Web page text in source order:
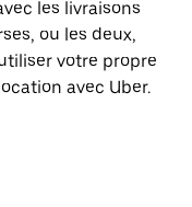
les livraisons
ou les deux,
votre propre
avec Uber.